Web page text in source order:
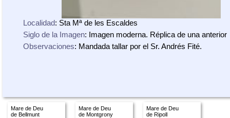
Localidad: Sta Mª de les Escaldes
Siglo de la Imagen: Imagen moderna. Réplica de una anterior
Observaciones: Mandada tallar por el Sr. Andrés Fité.
Mare de Deu
de Bellmunt
Mare de Deu
de Montgrony
Mare de Deu
de Ripoll